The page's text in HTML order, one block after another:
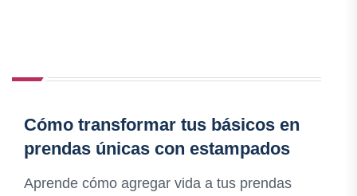
Cómo transformar tus básicos en
prendas únicas con estampados
Aprende cómo agregar vida a tus prendas